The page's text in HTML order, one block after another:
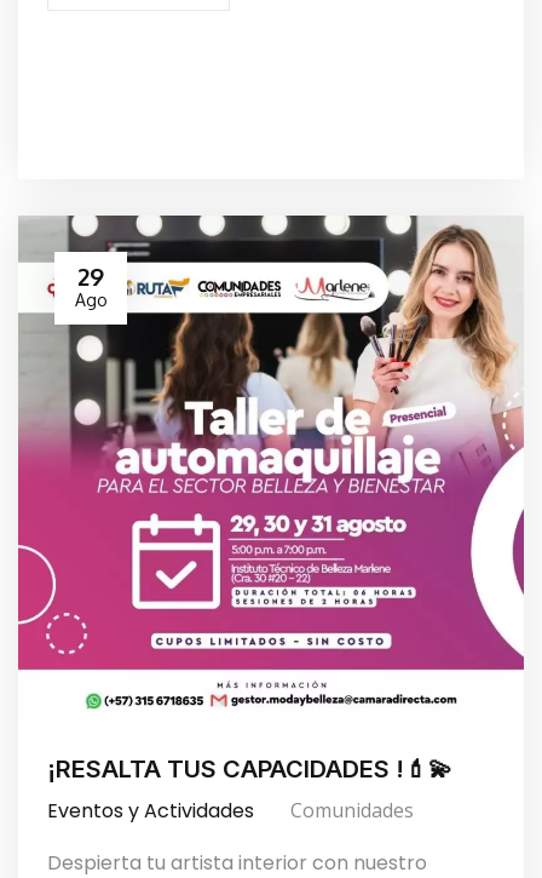
29
Ago
¡RESALTA TUS CAPACIDADES !💄💫
Eventos y Actividades Comunidades
Despierta tu artista interior con nuestro